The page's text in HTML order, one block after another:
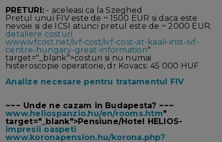
PRETURI: - aceleasi ca la Szeghed
Pretul unui FIV este de ~ 1500 EUR si daca este
nevoie si de ICSI atunci pretul este de ~ 2000 EUR.
detaliere costuri
www.ivfcost.net/ivf-cost/ivf-cost-at-kaali-inst-ivf-
centre-hungary-great-information"
target="_blank">costuri si nu numai
histeroscopie operatorie, dr Kovacs: 45 000 HUF
Analize necesare pentru tratamentul FIV
~~~ Unde ne cazam in Budapesta? ~~~
www.heliospanzio.hu/en/rooms.htm"
target="_blank">Pensiune/Hotel HELIOS-
impresii oaspeti
www.koronapension.hu/korona.php?